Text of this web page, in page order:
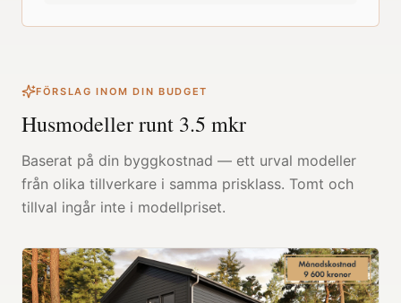
FÖRSLAG INOM DIN BUDGET
Husmodeller runt 3.5 mkr
Baserat på din byggkostnad — ett urval modeller
från olika tillverkare i samma prisklass. Tomt och
tillval ingår inte i modellpriset.